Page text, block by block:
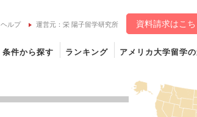
ヘルプ 運営元：栄 陽子留学研究所 資料請求はこち
条件から探す ランキング アメリカ大学留学